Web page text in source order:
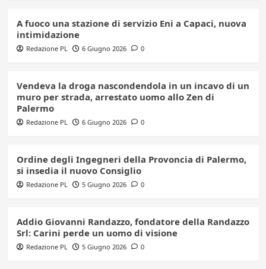
A fuoco una stazione di servizio Eni a Capaci, nuova
intimidazione
Redazione PL 6 Giugno 2026 0
Vendeva la droga nascondendola in un incavo di un
muro per strada, arrestato uomo allo Zen di
Palermo
Redazione PL 6 Giugno 2026 0
Ordine degli Ingegneri della Provoncia di Palermo,
si insedia il nuovo Consiglio
Redazione PL 5 Giugno 2026 0
Addio Giovanni Randazzo, fondatore della Randazzo
Srl: Carini perde un uomo di visione
Redazione PL 5 Giugno 2026 0